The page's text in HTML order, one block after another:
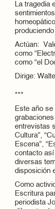
La tragedia
Actúan:
como
como “el
Dirige:
***
Este año
entrevistas
Cultura”,
Escena”,
contacto
diversas
disposición
Como
Escritura
periodista